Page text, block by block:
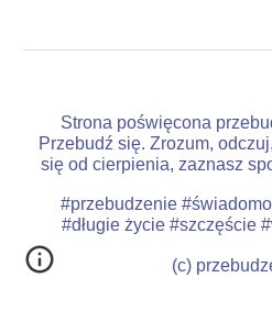
Strona poświęcona
Przebudź się. Zrozum,
się od cierpienia, zaznasz
#przebudzenie
#długie życie #szczęście
(c)